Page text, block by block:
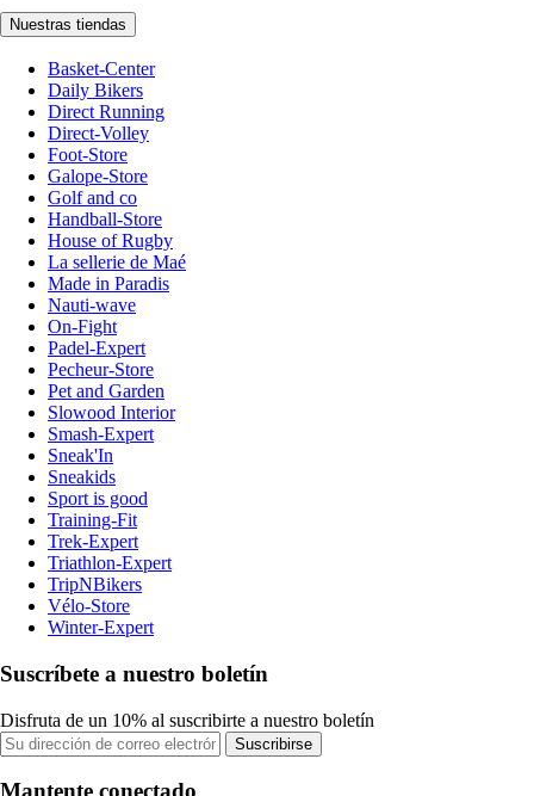
Nuestras tiendas
Basket-Center
Daily Bikers
Direct Running
Direct-Volley
Foot-Store
Galope-Store
Golf and co
Handball-Store
House of Rugby
La sellerie de Maé
Made in Paradis
Nauti-wave
On-Fight
Padel-Expert
Pecheur-Store
Pet and Garden
Slowood Interior
Smash-Expert
Sneak'In
Sneakids
Sport is good
Training-Fit
Trek-Expert
Triathlon-Expert
TripNBikers
Vélo-Store
Winter-Expert
Suscríbete a nuestro boletín
Disfruta de un 10% al suscribirte a nuestro boletín
Suscribirse